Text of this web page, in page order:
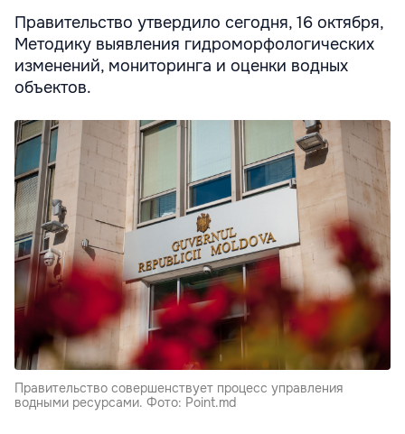
Правительство утвердило сегодня, 16 октября,
Методику выявления гидроморфологических
изменений, мониторинга и оценки водных
объектов.
Правительство совершенствует процесс управления
водными ресурсами. Фото: Point.md